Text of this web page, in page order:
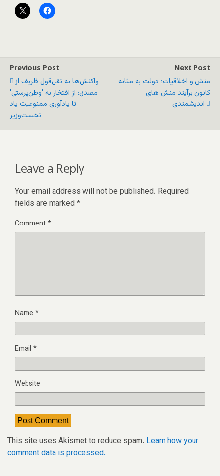
Previous Post
واکنش‌ها به نقل‌قول ظریف از
مصدق: از افتخار به 'وطن‌پرستی'
تا یادآوری ممنوعیت یاد
نخست‌وزیر
Next Post
منش و اخلاقیات؛ دولت به مثابه
کانون برآیند منش‌ های
اندیشمندی
Leave a Reply
Your email address will not be published. Required
fields are marked *
Comment*
Name *
Email *
Website
This site uses Akismet to reduce spam. Learn how your
comment data is processed.